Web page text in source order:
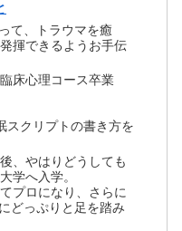
て、トラウマを癒
揮できるようお手伝
床心理コース卒業
スクリプトの書き方を
、やはりどうしても
学へ入学。
プロになり、さらに
どっぷりと足を踏み